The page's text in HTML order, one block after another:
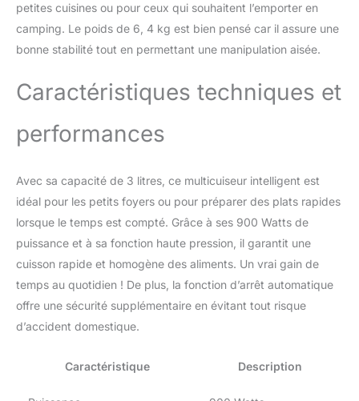
modes de cuisson dont
cuire sous pression très
rapidement (mode
vapeur (légumes), mijoter
(risotto), dorer ou cuire
recettes en fonction des
ingrédients présents
dans votre réfrigérateur
affichés à l’écran
REPARABILITE 15 ANS
AU JUSTE PRIX :
engagement de
réparateurs dans le
petites cuisines ou pour ceux qui souhaitent l’emporter en
camping. Le poids de 6, 4 kg est bien pensé car il assure une
bonne stabilité tout en permettant une manipulation aisée.
Caractéristiques techniques et
performances
Avec sa capacité de 3 litres, ce multicuiseur intelligent est
idéal pour les petits foyers ou pour préparer des plats rapides
lorsque le temps est compté. Grâce à ses 900 Watts de
puissance et à sa fonction haute pression, il garantit une
cuisson rapide et homogène des aliments. Un vrai gain de
temps au quotidien ! De plus, la fonction d’arrêt automatique
offre une sécurité supplémentaire en évitant tout risque
d’accident domestique.
Caractéristique Description